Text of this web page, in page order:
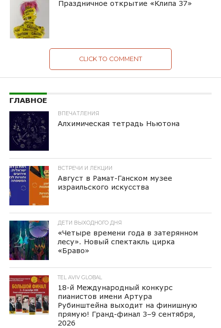
Праздничное открытие «Клипа 37»
CLICK TO COMMENT
ГЛАВНОЕ
ВПЕЧАТЛЕНИЯ
Алхимическая тетрадь Ньютона
ВСТРЕЧИ И ЛЕКЦИИ
Август в Рамат-Ганском музее
израильского искусства
ДЕТИ ВЫХОДНОГО ДНЯ
«Четыре времени года в затерянном
лесу». Новый спектакль цирка
«Браво»
TEL AVIV GLOBAL
18-й Международный конкурс
пианистов имени Артура
Рубинштейна выходит на финишную
прямую! Гранд-финал 3–9 сентября,
2026